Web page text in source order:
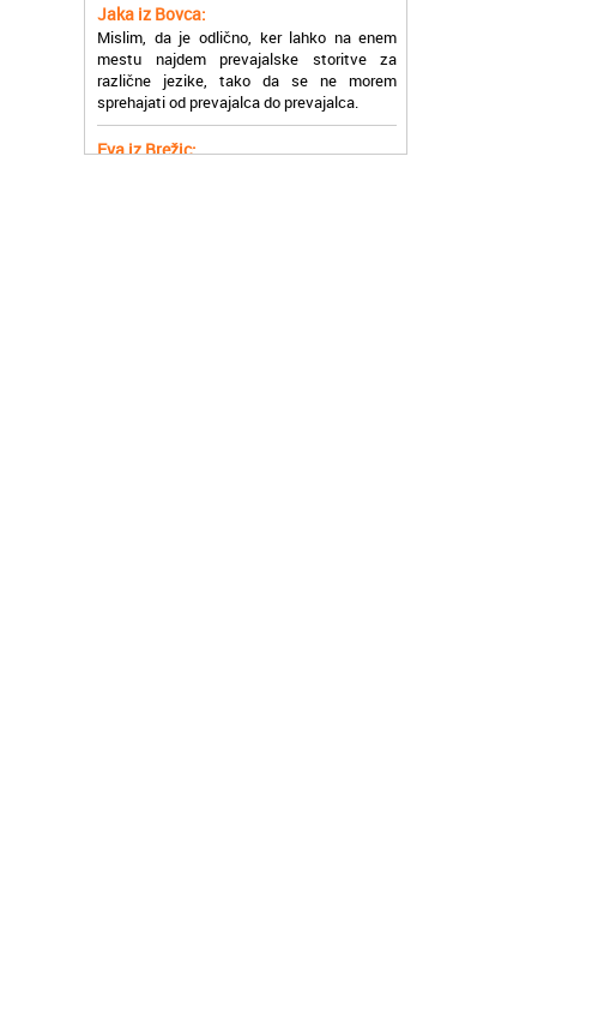
mestu najdem prevajalske storitve za
različne jezike, tako da se ne morem
sprehajati od prevajalca do prevajalca.
Eva iz Brežic:
jezik, na spletu sem našla Oxford, jih